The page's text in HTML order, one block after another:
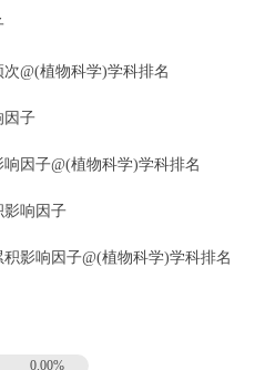
@(植物科学)学科排名
因子
因子@(植物科学)学科排名
影响因子
影响因子@(植物科学)学科排名
0.00%